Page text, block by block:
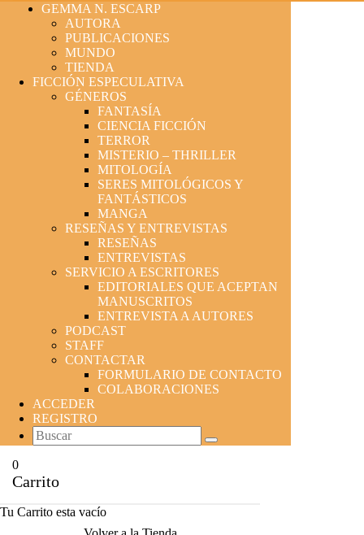
GEMMA N. ESCARP
AUTORA
PUBLICACIONES
MUNDO
TIENDA
FICCIÓN ESPECULATIVA
GÉNEROS
FANTASÍA
CIENCIA FICCIÓN
TERROR
MISTERIO – THRILLER
MITOLOGÍA
SERES MITOLÓGICOS Y
FANTÁSTICOS
MANGA
RESEÑAS Y ENTREVISTAS
RESEÑAS
ENTREVISTAS
SERVICIO A ESCRITORES
EDITORIALES QUE ACEPTAN
MANUSCRITOS
ENTREVISTA A AUTORES
PODCAST
STAFF
CONTACTAR
FORMULARIO DE CONTACTO
COLABORACIONES
ACCEDER
REGISTRO
0
Carrito
Tu Carrito esta vacío